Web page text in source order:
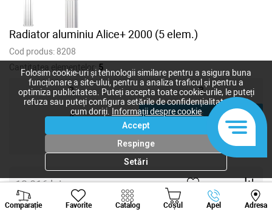
Radiator aluminiu Alice+ 2000 (5 elem.)
Cod produs: 8208
Cantitatea elementelor: 5
2 3
4 5
12 016lei
10 514 lei +
Comparație Favorite Catalog Coșul Apel Adresa
Viber Whatsapp
Folosim cookie-uri și tehnologii similare pentru a asigura buna
funcționare a site-ului, pentru a analiza traficul și pentru a
optimiza publicitatea. Puteți accepta toate cookie-urile, le puteți
refuza sau puteți configura setările de confidențialitate după
cum doriți.
Informații despre cookie
Accept
Respinge
Setări